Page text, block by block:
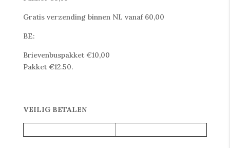
Gratis verzending binnen NL vanaf 60,00
BE:
Brievenbuspakket €10,00
Pakket €12.50.
VEILIG BETALEN